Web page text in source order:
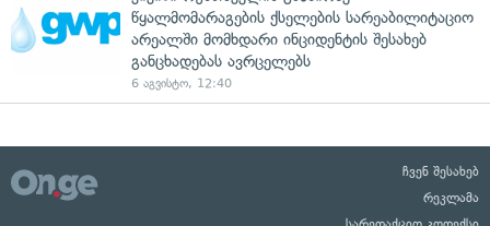
წყალმომარაგების ქსელების სარეაბილიტაციო
არეალში მომხდარი ინციდენტის შესახებ
განცხადებას ავრცელებს
6 აგვისტო, 12:40
ჩვენ შესახებ
რეკლამა